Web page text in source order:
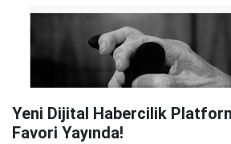
Yeni Dijital Habercilik
Favori Yayında!